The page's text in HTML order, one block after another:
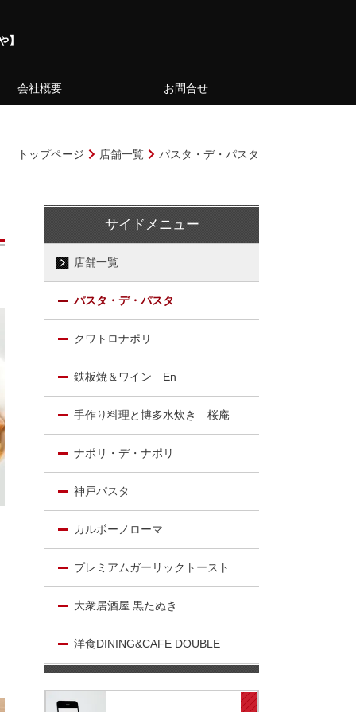
】
会社概要 お問合せ
トップページ 店舗一覧 パスタ・デ・パスタ
サイドメニュー
店舗一覧
パスタ・デ・パスタ
クワトロナポリ
鉄板焼＆ワイン En
手作り料理と博多水炊き 桜庵
ナポリ・デ・ナポリ
神戸パスタ
カルボーノローマ
プレミアムガーリックトースト
大衆居酒屋 黒たぬき
洋食DINING&CAFE DOUBLE